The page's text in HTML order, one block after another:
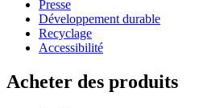
Presse
Développement durable
Recyclage
Accessibilité
Acheter des produits